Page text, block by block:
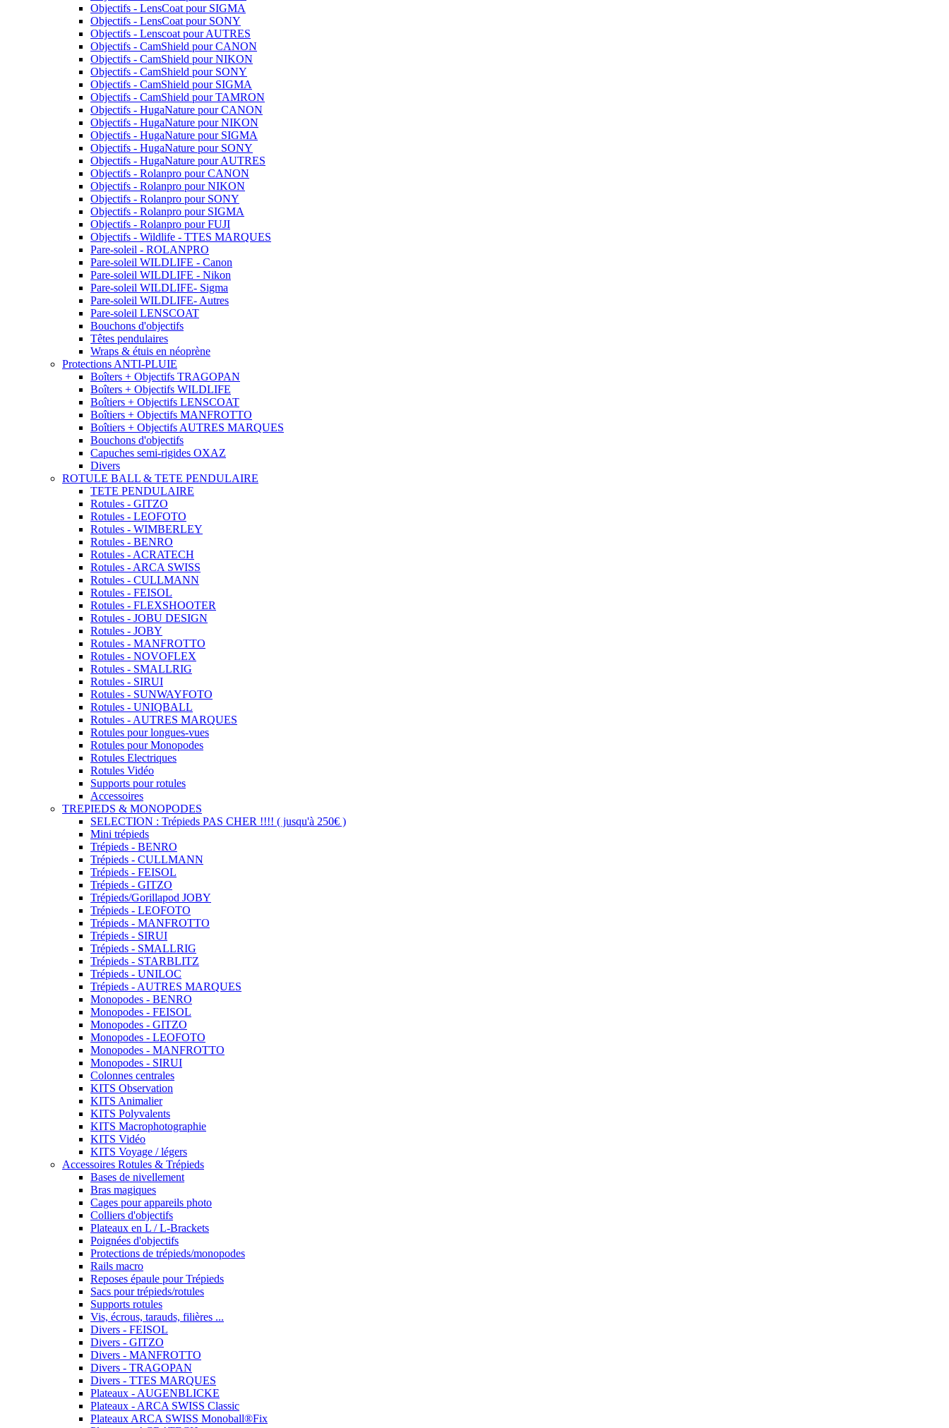
Objectifs - LensCoat pour SIGMA
Objectifs - LensCoat pour SONY
Objectifs - Lenscoat pour AUTRES
Objectifs - CamShield pour CANON
Objectifs - CamShield pour NIKON
Objectifs - CamShield pour SONY
Objectifs - CamShield pour SIGMA
Objectifs - CamShield pour TAMRON
Objectifs - HugaNature pour CANON
Objectifs - HugaNature pour NIKON
Objectifs - HugaNature pour SIGMA
Objectifs - HugaNature pour SONY
Objectifs - HugaNature pour AUTRES
Objectifs - Rolanpro pour CANON
Objectifs - Rolanpro pour NIKON
Objectifs - Rolanpro pour SONY
Objectifs - Rolanpro pour SIGMA
Objectifs - Rolanpro pour FUJI
Objectifs - Wildlife - TTES MARQUES
Pare-soleil - ROLANPRO
Pare-soleil WILDLIFE - Canon
Pare-soleil WILDLIFE - Nikon
Pare-soleil WILDLIFE- Sigma
Pare-soleil WILDLIFE- Autres
Pare-soleil LENSCOAT
Bouchons d'objectifs
Têtes pendulaires
Wraps & étuis en néoprène
Protections ANTI-PLUIE
Boîters + Objectifs TRAGOPAN
Boîters + Objectifs WILDLIFE
Boîtiers + Objectifs LENSCOAT
Boîtiers + Objectifs MANFROTTO
Boîtiers + Objectifs AUTRES MARQUES
Bouchons d'objectifs
Capuches semi-rigides OXAZ
Divers
ROTULE BALL & TETE PENDULAIRE
TETE PENDULAIRE
Rotules - GITZO
Rotules - LEOFOTO
Rotules - WIMBERLEY
Rotules - BENRO
Rotules - ACRATECH
Rotules - ARCA SWISS
Rotules - CULLMANN
Rotules - FEISOL
Rotules - FLEXSHOOTER
Rotules - JOBU DESIGN
Rotules - JOBY
Rotules - MANFROTTO
Rotules - NOVOFLEX
Rotules - SMALLRIG
Rotules - SIRUI
Rotules - SUNWAYFOTO
Rotules - UNIQBALL
Rotules - AUTRES MARQUES
Rotules pour longues-vues
Rotules pour Monopodes
Rotules Electriques
Rotules Vidéo
Supports pour rotules
Accessoires
TREPIEDS & MONOPODES
SELECTION : Trépieds PAS CHER !!!! ( jusqu'à 250€ )
Mini trépieds
Trépieds - BENRO
Trépieds - CULLMANN
Trépieds - FEISOL
Trépieds - GITZO
Trépieds/Gorillapod JOBY
Trépieds - LEOFOTO
Trépieds - MANFROTTO
Trépieds - SIRUI
Trépieds - SMALLRIG
Trépieds - STARBLITZ
Trépieds - UNILOC
Trépieds - AUTRES MARQUES
Monopodes - BENRO
Monopodes - FEISOL
Monopodes - GITZO
Monopodes - LEOFOTO
Monopodes - MANFROTTO
Monopodes - SIRUI
Colonnes centrales
KITS Observation
KITS Animalier
KITS Polyvalents
KITS Macrophotographie
KITS Vidéo
KITS Voyage / légers
Accessoires Rotules & Trépieds
Bases de nivellement
Bras magiques
Cages pour appareils photo
Colliers d'objectifs
Plateaux en L / L-Brackets
Poignées d'objectifs
Protections de trépieds/monopodes
Rails macro
Reposes épaule pour Trépieds
Sacs pour trépieds/rotules
Supports rotules
Vis, écrous, tarauds, filières ...
Divers - FEISOL
Divers - GITZO
Divers - MANFROTTO
Divers - TRAGOPAN
Divers - TTES MARQUES
Plateaux - AUGENBLICKE
Plateaux - ARCA SWISS Classic
Plateaux ARCA SWISS Monoball®Fix